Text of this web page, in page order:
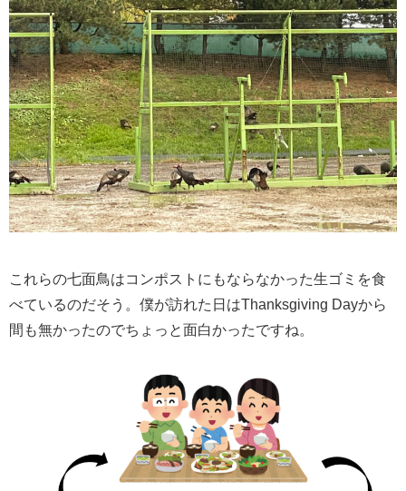
これらの七面鳥はコンポストにもならなかった生ゴミを食
べているのだそう。僕が訪れた日はThanksgiving Dayから
間も無かったのでちょっと面白かったですね。